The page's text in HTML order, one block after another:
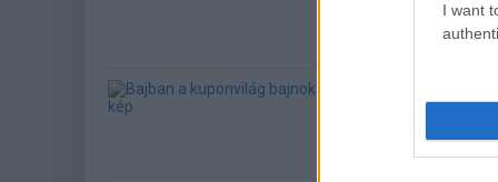
I want
Norbert, a
igazgatója.
A Groupon